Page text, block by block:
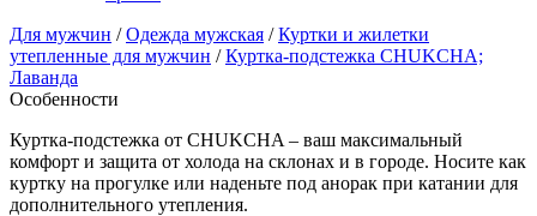
Для мужчин / Одежда мужская / Куртки и жилетки
утепленные для мужчин / Куртка-подстежка CHUKCHA;
Лаванда
Особенности
Куртка-подстежка от CHUKCHA – ваш максимальный
комфорт и защита от холода на склонах и в городе. Носите как
куртку на прогулке или наденьте под анорак при катании для
дополнительного утепления.